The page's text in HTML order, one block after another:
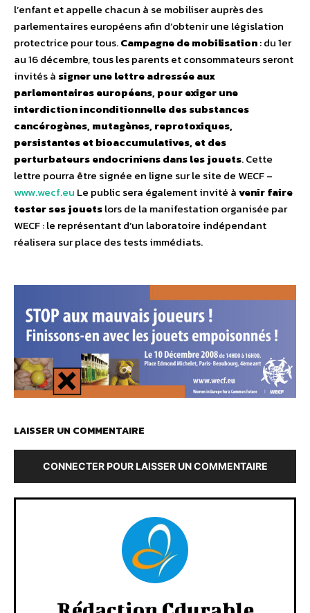
l’enfant et appelle chacun à se mobiliser auprès des
parlementaires européens afin d’obtenir une législation
protectrice pour tous.Campagne de mobilisation: du 1er
au 16 décembre, tous les parents et consommateurs seront
invités à signer une lettre adressée aux
parlementaires européens, pour exiger une
interdiction inconditionnelle des substances
cancérogènes, mutagènes, reprotoxiques,
persistantes et bioaccumulatives, et des
perturbateurs endocriniens dans les jouets. Cette
lettre pourra être signée en ligne sur le site de WECF –
www.wecf.eu Le public sera également invité àvenir faire
tester ses jouetslors de la manifestation organisée par
WECF : le représentant d’un laboratoire indépendant
réalisera sur place des tests immédiats.
LAISSER UN COMMENTAIRE
CONNECTER POUR LAISSER UN COMMENTAIRE